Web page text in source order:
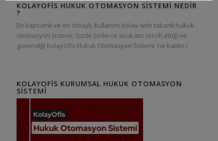
KOLAYOFIS HUKUK OTOMASYON SISTEMI NEDIR
?
En kapsamlı ve en detaylı, kullanımı kolay web tabanlı hukuk
otomasyon sistemi. Sizde binlerce avukatın tercih ettiği ve
güvendiği KolayOfis Hukuk Otomasyon Sistemi 'ne katılın !
KOLAYOFIS KURUMSAL HUKUK OTOMASYON
SISTEMI